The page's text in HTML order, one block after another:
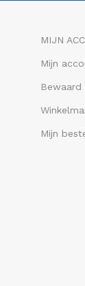
MIJN
Mijn
Bewaard
Mijn